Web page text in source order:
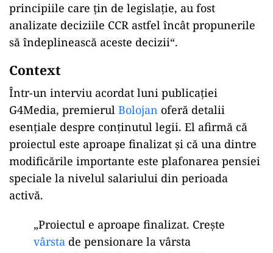
principiile care țin de legislație, au fost
analizate deciziile CCR astfel încât propunerile
să îndeplinească aceste decizii“.
Context
Într-un interviu acordat luni publicației
G4Media, premierul Bolojan oferă detalii
esențiale despre conținutul legii. El afirmă că
proiectul este aproape finalizat și că una dintre
modificările importante este plafonarea pensiei
speciale la nivelul salariului din perioada
activă.
„Proiectul e aproape finalizat. Crește
vârsta de pensionare la vârsta